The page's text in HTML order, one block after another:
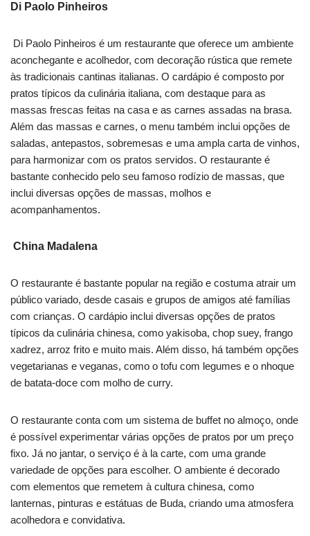
Di Paolo Pinheiros
Di Paolo Pinheiros é um restaurante que oferece um ambiente
aconchegante e acolhedor, com decoração rústica que remete
às tradicionais cantinas italianas. O cardápio é composto por
pratos típicos da culinária italiana, com destaque para as
massas frescas feitas na casa e as carnes assadas na brasa.
Além das massas e carnes, o menu também inclui opções de
saladas, antepastos, sobremesas e uma ampla carta de vinhos,
para harmonizar com os pratos servidos. O restaurante é
bastante conhecido pelo seu famoso rodízio de massas, que
inclui diversas opções de massas, molhos e
acompanhamentos.
China Madalena
O restaurante é bastante popular na região e costuma atrair um
público variado, desde casais e grupos de amigos até famílias
com crianças. O cardápio inclui diversas opções de pratos
típicos da culinária chinesa, como yakisoba, chop suey, frango
xadrez, arroz frito e muito mais. Além disso, há também opções
vegetarianas e veganas, como o tofu com legumes e o nhoque
de batata-doce com molho de curry.
O restaurante conta com um sistema de buffet no almoço, onde
é possível experimentar várias opções de pratos por um preço
fixo. Já no jantar, o serviço é à la carte, com uma grande
variedade de opções para escolher. O ambiente é decorado
com elementos que remetem à cultura chinesa, como
lanternas, pinturas e estátuas de Buda, criando uma atmosfera
acolhedora e convidativa.